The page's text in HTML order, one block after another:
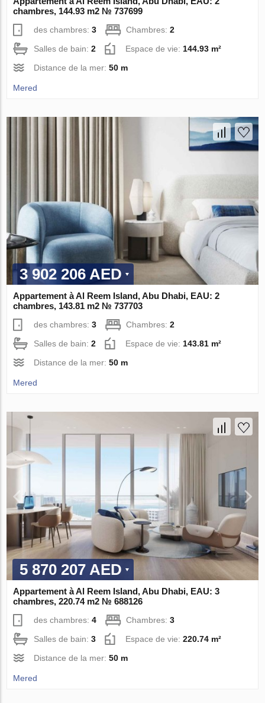
chambres, 144.93 m2 № 737699
des chambres:3 Chambres:2
Salles de bain:2 Espace de vie: 144.93 m²
Distance de la mer:50 m
Mered
3 902 206 AED
Appartement à Al Reem Island, Abu Dhabi, EAU: 2
chambres, 143.81 m2 № 737703
des chambres:3 Chambres:2
Salles de bain:2 Espace de vie:143.81 m²
Distance de la mer:50 m
Mered
5 870 207 AED
Appartement à Al Reem Island, Abu Dhabi, EAU: 3
chambres, 220.74 m2 № 688126
des chambres:4 Chambres:3
Salles de bain:3 Espace de vie:220.74 m²
Distance de la mer:50 m
Mered